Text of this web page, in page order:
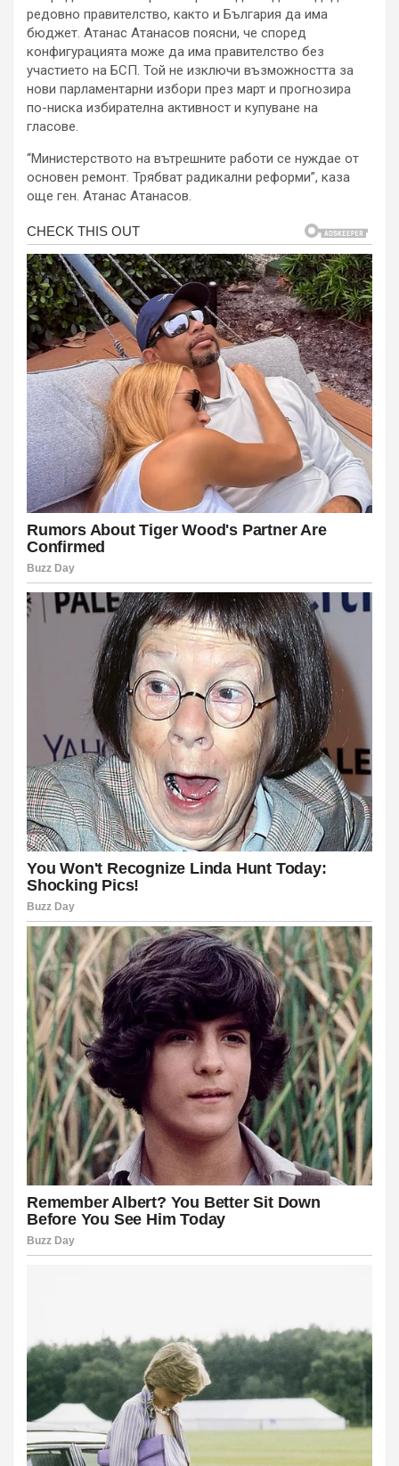
редовно правителство, както и България да има
бюджет. Атанас Атанасов поясни, че според
конфигурацията може да има правителство без
участието на БСП. Той не изключи възможността за
нови парламентарни избори през март и прогнозира
по-ниска избирателна активност и купуване на
гласове.
“Министерството на вътрешните работи се нуждае от
основен ремонт. Трябват радикални реформи”, каза
още ген. Атанас Атанасов.